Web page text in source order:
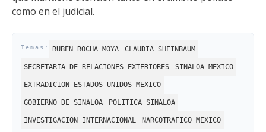
como en el judicial.
RUBEN ROCHA MOYA CLAUDIA SHEINBAUM
SECRETARIA DE RELACIONES EXTERIORES SINALOA MEXICO
EXTRADICION ESTADOS UNIDOS MEXICO
GOBIERNO DE SINALOA POLITICA SINALOA
INVESTIGACION INTERNACIONAL NARCOTRAFICO MEXICO